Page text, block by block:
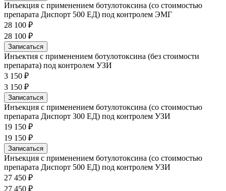
Инъекция с применением ботулотоксина (со стоимостью
препарата Диспорт 500 ЕД) под контролем ЭМГ
28 100 ₽
28 100 ₽
Записаться
Инъектия с применением ботулотоксина (без стоимости
препарата) под контролем УЗИ
3 150 ₽
3 150 ₽
Записаться
Инъекция с применением ботулотоксина (со стоимостью
препарата Диспорт 300 ЕД) под контролем УЗИ
19 150 ₽
19 150 ₽
Записаться
Инъекция с применением ботулотоксина (со стоимостью
препарата Диспорт 500 ЕД) под контролем УЗИ
27 450 ₽
27 450 ₽